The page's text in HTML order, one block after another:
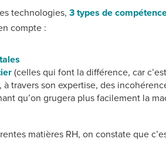
technologies,3 types de
compte :
(celles qui font la différence, car
travers son expertise, des
qu’on grugera plus facilement la
matières RH, on constate que